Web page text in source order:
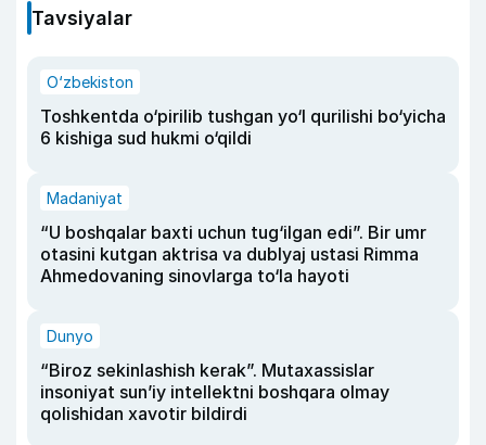
Tavsiyalar
O‘zbekiston
Toshkentda o‘pirilib tushgan yo‘l qurilishi bo‘yicha
6 kishiga sud hukmi o‘qildi
Madaniyat
“U boshqalar baxti uchun tug‘ilgan edi”. Bir umr
otasini kutgan aktrisa va dublyaj ustasi Rimma
Ahmedovaning sinovlarga to‘la hayoti
Dunyo
“Biroz sekinlashish kerak”. Mutaxassislar
insoniyat sun’iy intellektni boshqara olmay
qolishidan xavotir bildirdi